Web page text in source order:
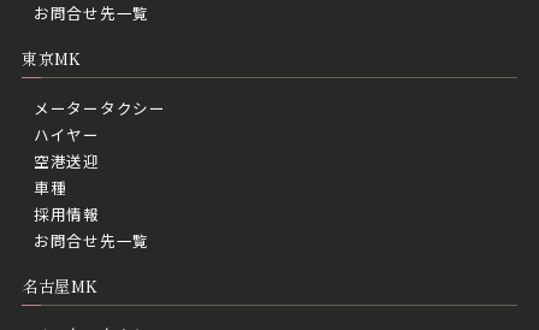
お問合せ先一覧
東京MK
メータータクシー
ハイヤー
空港送迎
車種
採用情報
お問合せ先一覧
名古屋MK